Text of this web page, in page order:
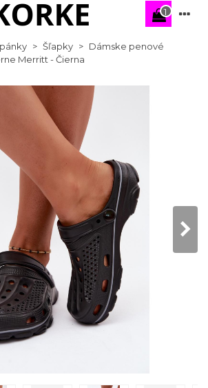
1
> Šľapky > Dámske penové
Merritt - Čierna